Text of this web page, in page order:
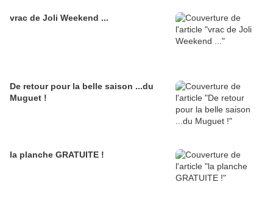
vrac de Joli Weekend ...
De retour pour la belle saison ...du
Muguet !
la planche GRATUITE !